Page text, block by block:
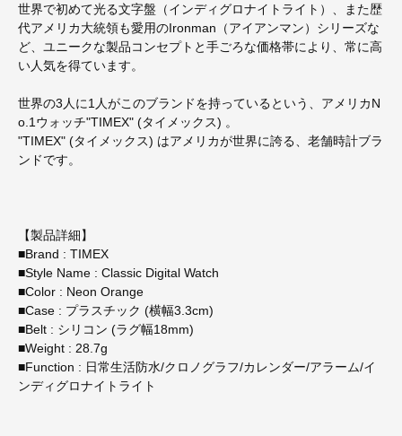
世界で初めて光る文字盤（インディグロナイトライト）、また歴
代アメリカ大統領も愛用のIronman（アイアンマン）シリーズな
ど、ユニークな製品コンセプトと手ごろな価格帯により、常に高
い人気を得ています。
世界の3人に1人がこのブランドを持っているという、アメリカN
o.1ウォッチ"TIMEX" (タイメックス) 。
"TIMEX" (タイメックス) はアメリカが世界に誇る、老舗時計ブラ
ンドです。
【製品詳細】
■Brand : TIMEX
■Style Name : Classic Digital Watch
■Color : Neon Orange
■Case : プラスチック (横幅3.3cm)
■Belt : シリコン (ラグ幅18mm)
■Weight : 28.7g
■Function : 日常生活防水/クロノグラフ/カレンダー/アラーム/イ
ンディグロナイトライト